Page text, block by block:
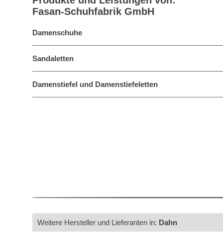
Fasan-Schuhfabrik GmbH
Damenschuhe
Sandaletten
Damenstiefel und Damenstiefeletten
Weitere Hersteller und Lieferanten in: Dahn